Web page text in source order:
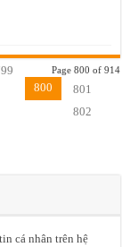
Page 800 of 914
800
801
802
cá nhân trên hệ